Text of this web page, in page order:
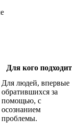
Для кого подходит
Для людей, впервые
обратившихся за
помощью, с
осознанием
проблемы.